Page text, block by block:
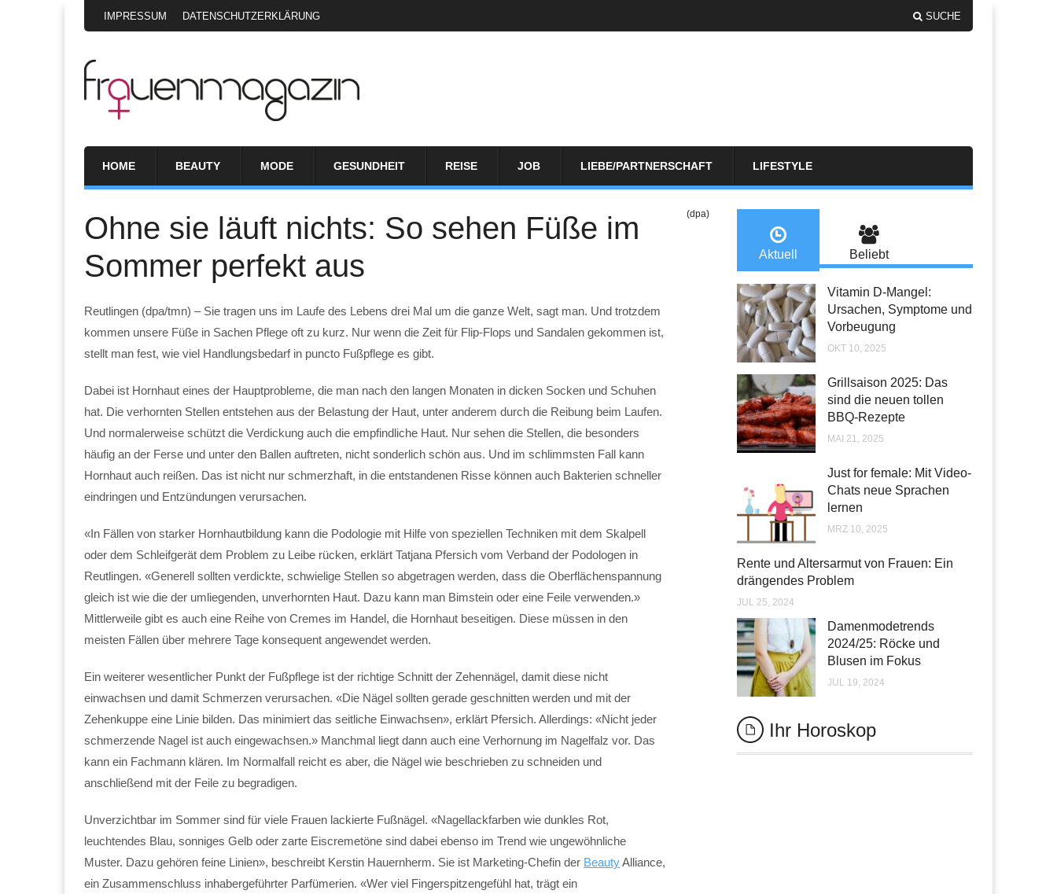
IMPRESSUM DATENSCHUTZERKLÄRUNG SUCHE
HOME BEAUTY MODE GESUNDHEIT REISE JOB LIEBE/PARTNERSCHAFT LIFESTYLE
Ohne sie läuft nichts: So sehen Füße im
Sommer perfekt aus
(dpa)
Reutlingen (dpa/tmn) – Sie tragen uns im Laufe des Lebens drei Mal um die ganze Welt, sagt man. Und trotzdem
kommen unsere Füße in Sachen Pflege oft zu kurz. Nur wenn die Zeit für Flip-Flops und Sandalen gekommen ist,
stellt man fest, wie viel Handlungsbedarf in puncto Fußpflege es gibt.
Dabei ist Hornhaut eines der Hauptprobleme, die man nach den langen Monaten in dicken Socken und Schuhen
hat. Die verhornten Stellen entstehen aus der Belastung der Haut, unter anderem durch die Reibung beim Laufen.
Und normalerweise schützt die Verdickung auch die empfindliche Haut. Nur sehen die Stellen, die besonders
häufig an der Ferse und unter den Ballen auftreten, nicht sonderlich schön aus. Und im schlimmsten Fall kann
Hornhaut auch reißen. Das ist nicht nur schmerzhaft, in die entstandenen Risse können auch Bakterien schneller
eindringen und Entzündungen verursachen.
«In Fällen von starker Hornhautbildung kann die Podologie mit Hilfe von speziellen Techniken mit dem Skalpell
oder dem Schleifgerät dem Problem zu Leibe rücken, erklärt Tatjana Pfersich vom Verband der Podologen in
Reutlingen. «Generell sollten verdickte, schwielige Stellen so abgetragen werden, dass die Oberflächenspannung
gleich ist wie die der umliegenden, unverhornten Haut. Dazu kann man Bimstein oder eine Feile verwenden.»
Mittlerweile gibt es auch eine Reihe von Cremes im Handel, die Hornhaut beseitigen. Diese müssen in den
meisten Fällen über mehrere Tage konsequent angewendet werden.
Ein weiterer wesentlicher Punkt der Fußpflege ist der richtige Schnitt der Zehennägel, damit diese nicht
einwachsen und damit Schmerzen verursachen. «Die Nägel sollten gerade geschnitten werden und mit der
Zehenkuppe eine Linie bilden. Das minimiert das seitliche Einwachsen», erklärt Pfersich. Allerdings: «Nicht jeder
schmerzende Nagel ist auch eingewachsen.» Manchmal liegt dann auch eine Verhornung im Nagelfalz vor. Das
kann ein Fachmann klären. Im Normalfall reicht es aber, die Nägel wie beschrieben zu schneiden und
anschließend mit der Feile zu begradigen.
Unverzichtbar im Sommer sind für viele Frauen lackierte Fußnägel. «Nagellackfarben wie dunkles Rot,
leuchtendes Blau, sonniges Gelb oder zarte Eiscremetöne sind dabei ebenso im Trend wie ungewöhnliche
Muster. Dazu gehören feine Linien», beschreibt Kerstin Hauernherm. Sie ist Marketing-Chefin der BeautyAlliance,
ein Zusammenschluss inhabergeführter Parfümerien. «Wer viel Fingerspitzengefühl hat, trägt ein
Aktuell Beliebt
Vitamin D-Mangel:
Ursachen, Symptome und
Vorbeugung
OKT 10, 2025
Grillsaison 2025: Das
sind die neuen tollen
BBQ-Rezepte
MAI 21, 2025
Just for female: Mit Video-
Chats neue Sprachen
lernen
MRZ 10, 2025
Rente und Altersarmut von Frauen: Ein
drängendes Problem
JUL 25, 2024
Damenmodetrends
2024/25: Röcke und
Blusen im Fokus
JUL 19, 2024
Ihr Horoskop